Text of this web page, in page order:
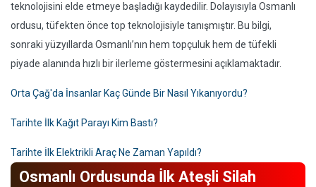
teknolojisini elde etmeye başladığı kaydedilir. Dolayısıyla Osmanlı
ordusu, tüfekten önce top teknolojisiyle tanışmıştır. Bu bilgi,
sonraki yüzyıllarda Osmanlı’nın hem topçuluk hem de tüfekli
piyade alanında hızlı bir ilerleme göstermesini açıklamaktadır.
Orta Çağ'da İnsanlar Kaç Günde Bir Nasıl Yıkanıyordu?
Tarihte İlk Kağıt Parayı Kim Bastı?
Tarihte İlk Elektrikli Araç Ne Zaman Yapıldı?
Osmanlı Ordusunda İlk Ateşli Silah